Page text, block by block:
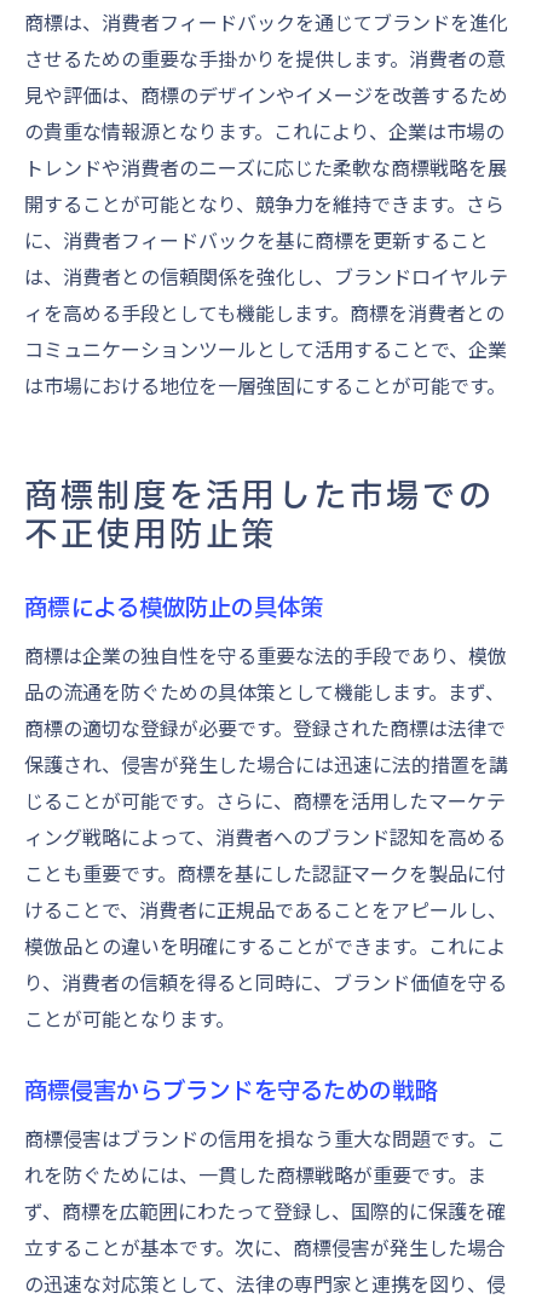
商標は、消費者フィードバックを通じてブランドを進化
させるための重要な手掛かりを提供します。消費者の意
見や評価は、商標のデザインやイメージを改善するため
の貴重な情報源となります。これにより、企業は市場の
トレンドや消費者のニーズに応じた柔軟な商標戦略を展
開することが可能となり、競争力を維持できます。さら
に、消費者フィードバックを基に商標を更新すること
は、消費者との信頼関係を強化し、ブランドロイヤルテ
ィを高める手段としても機能します。商標を消費者との
コミュニケーションツールとして活用することで、企業
は市場における地位を一層強固にすることが可能です。
商標制度を活用した市場での
不正使用防止策
商標による模倣防止の具体策
商標は企業の独自性を守る重要な法的手段であり、模倣
品の流通を防ぐための具体策として機能します。まず、
商標の適切な登録が必要です。登録された商標は法律で
保護され、侵害が発生した場合には迅速に法的措置を講
じることが可能です。さらに、商標を活用したマーケテ
ィング戦略によって、消費者へのブランド認知を高める
ことも重要です。商標を基にした認証マークを製品に付
けることで、消費者に正規品であることをアピールし、
模倣品との違いを明確にすることができます。これによ
り、消費者の信頼を得ると同時に、ブランド価値を守る
ことが可能となります。
商標侵害からブランドを守るための戦略
商標侵害はブランドの信用を損なう重大な問題です。こ
れを防ぐためには、一貫した商標戦略が重要です。ま
ず、商標を広範囲にわたって登録し、国際的に保護を確
立することが基本です。次に、商標侵害が発生した場合
の迅速な対応策として、法律の専門家と連携を図り、侵